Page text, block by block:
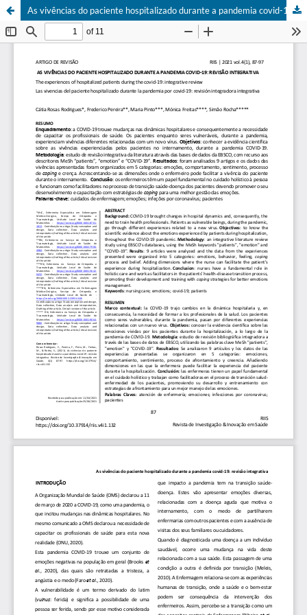
As vivências do paciente hospitalizado durante a pandemia covid-19: revisão integrativa